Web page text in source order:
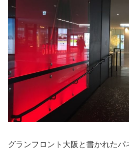
グランフロント大阪と書かれたパ